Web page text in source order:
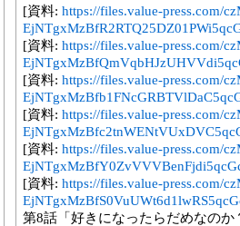
[資料: https://files.value-press.com/
[資料: https://files.value-press.com/
[資料: https://files.value-press.com/
[資料: https://files.value-press.com/
[資料: https://files.value-press.com/
[資料: https://files.value-press.com/
第8話「好きになったらだめなのか